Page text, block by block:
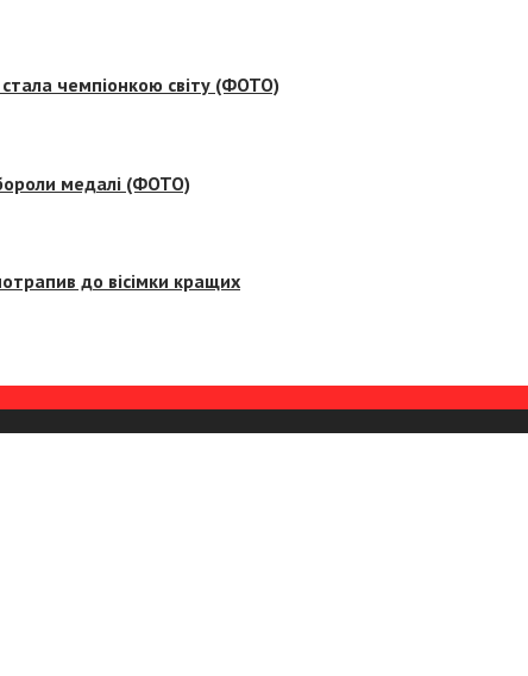
чемпіонкою світу (ФОТО)
медалі (ФОТО)
до вісімки кращих